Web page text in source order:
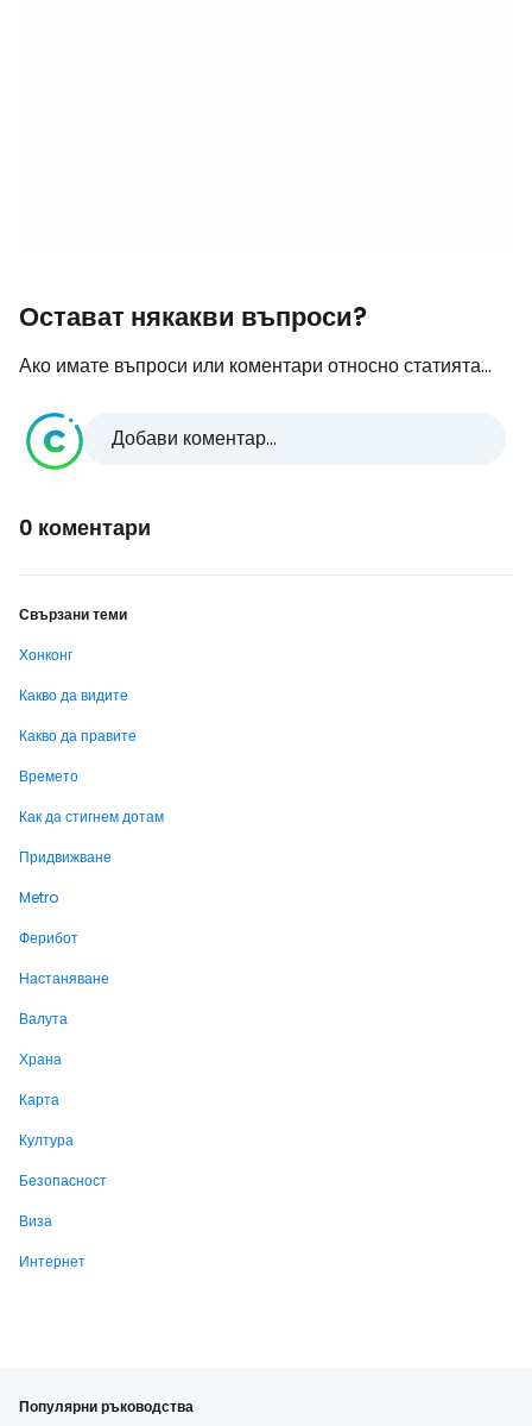
Остават някакви въпроси?
Ако имате въпроси или коментари относно статията...
Добави коментар...
0 коментари
Свързани теми
Хонконг
Какво да видите
Какво да правите
Времето
Как да стигнем дотам
Придвижване
Metro
Ферибот
Настаняване
Валута
Храна
Карта
Култура
Безопасност
Виза
Интернет
Популярни ръководства